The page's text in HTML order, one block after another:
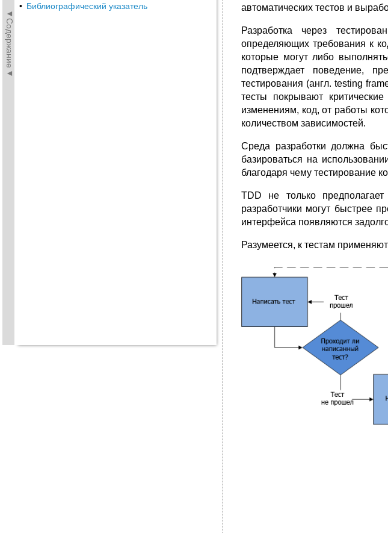
◄Содержание◄
• Библиографический указатель
автоматических тестов и
Разработка через
определяющих требования к
которые могут либо
подтверждает поведение,
тестирования (англ. testing
тесты покрывают
изменениям, код, от работы
количеством зависимостей.
Среда разработки должна
базироваться на
благодаря чему тестирование
TDD не только
разработчики могут быстрее
интерфейса появляются
Разумеется, к тестам